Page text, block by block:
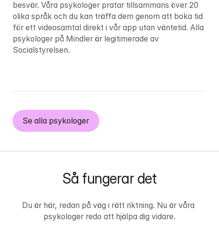
besvär. Våra psykologer pratar tillsammans över 20
olika språk och du kan träffa dem genom att boka tid
för ett videosamtal direkt i vår app utan väntetid. Alla
psykologer på Mindler är legitimerade av
Socialstyrelsen.
Se alla psykologer
Så fungerar det
Du är här, redan på väg i rätt riktning. Nu är våra
psykologer redo att hjälpa dig vidare.